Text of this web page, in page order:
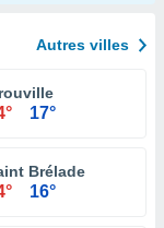
Autres villes
17°
Brélade
16°